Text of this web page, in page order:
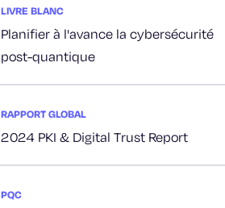
LIVRE BLANC
Planifier à l'avance la cybersécurité
post-quantique
RAPPORT GLOBAL
2024 PKI & Digital Trust Report
PQC